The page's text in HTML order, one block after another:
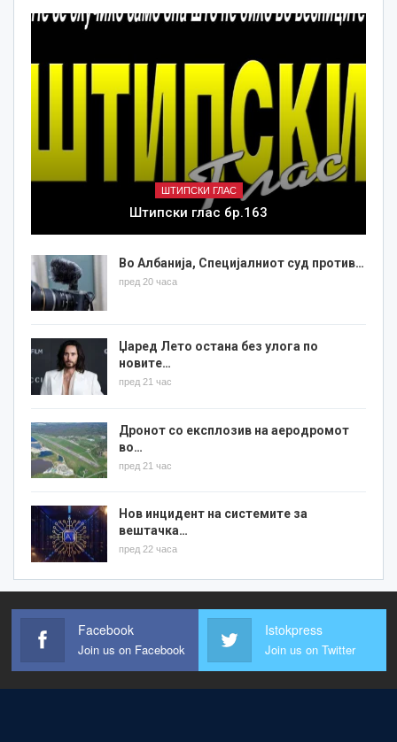
ШТИПСКИ ГЛАС
Штипски глас бр.163
Во Албанија, Специјалниот суд против…
пред 20 часа
Џаред Лето остана без улога по
новите…
пред 21 час
Дронот со експлозив на аеродромот
во…
пред 21 час
Нов инцидент на системите за
вештачка…
пред 22 часа
Facebook
Join us on Facebook
Istokpress
Join us on Twitter